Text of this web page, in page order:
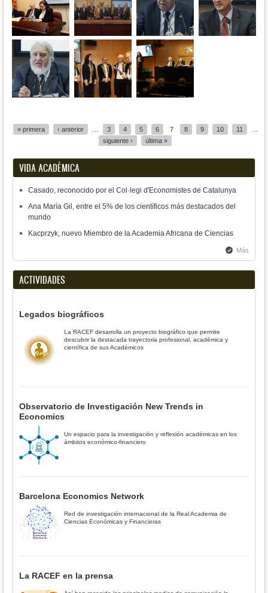
« primera ‹ anterior 3 4 5 6 7 8 9 10 11
siguiente ›
última »
VIDA ACADÉMICA
Casado, reconocido por el Col·legi d'Economistes de Catalunya
Ana María Gil, entre el 5% de los científicos más destacados del
mundo
Kacprzyk, nuevo Miembro de la Academia Africana de Ciencias
Más
ACTIVIDADES
Legados biográficos
La RACEF desarrolla un proyecto biográfico que permite
descubrir la destacada trayectoria profesional, académica y
científica de sus Académicos
Observatorio de Investigación New Trends in
Economics
Un espacio para la investigación y reflexión académicas en los
ámbitos económico-financiero
Barcelona Economics Network
Red de investigación internacional de la Real Academia de
Ciencias Económicas y Financieras
La RACEF en la prensa